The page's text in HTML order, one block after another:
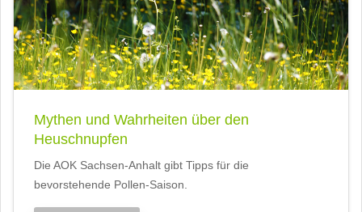
Mythen und Wahrheiten über den
Heuschnupfen
Die AOK Sachsen-Anhalt gibt Tipps für die
bevorstehende Pollen-Saison.